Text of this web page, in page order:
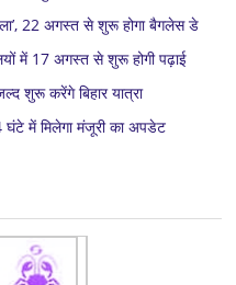
22 अगस्त से शुरू होगा बैगलेस डे
में 17 अगस्त से शुरू होगी पढ़ाई
शुरू करेंगे बिहार यात्रा
घंटे में मिलेगा मंजूरी का अपडेट